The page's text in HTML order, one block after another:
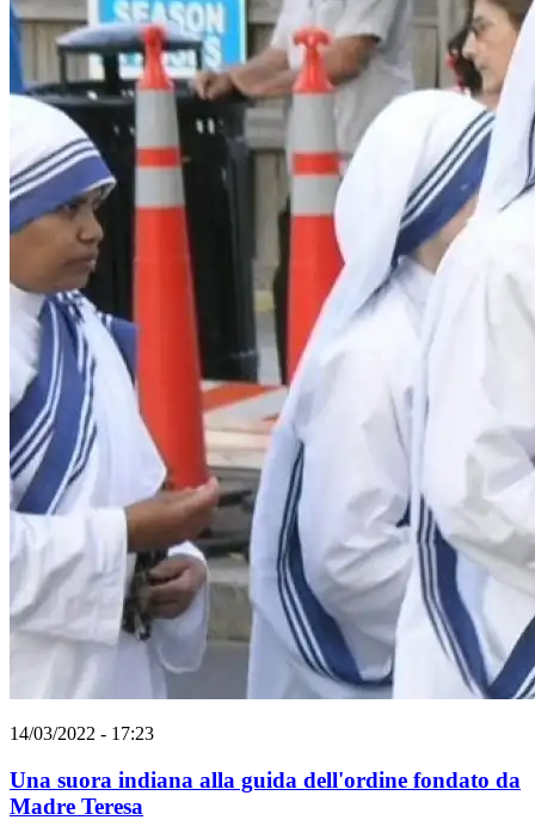
14/03/2022 - 17:23
Una suora indiana alla guida dell'ordine fondato da
Madre Teresa